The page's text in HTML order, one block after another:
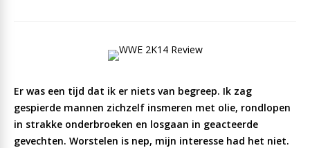
Er was een tijd dat ik er niets van begreep. Ik zag
gespierde mannen zichzelf insmeren met olie, rondlopen
in strakke onderbroeken en losgaan in geacteerde
gevechten. Worstelen is nep, mijn interesse had het niet.